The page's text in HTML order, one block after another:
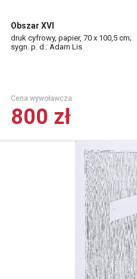
Obszar XVI
druk cyfrowy, papier, 70 x 100,5 cm;
sygn. p. d.: Adam Lis
Cena wywoławcza.
800 zł